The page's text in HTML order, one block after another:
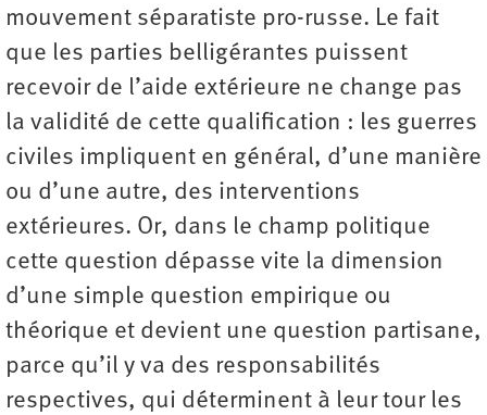
mouvement séparatiste pro-russe. Le fait
que les parties belligérantes puissent
recevoir de l’aide extérieure ne change pas
la validité de cette qualification : les guerres
civiles impliquent en général, d’une manière
ou d’une autre, des interventions
extérieures. Or, dans le champ politique
cette question dépasse vite la dimension
d’une simple question empirique ou
théorique et devient une question partisane,
parce qu’il y va des responsabilités
respectives, qui déterminent à leur tour les